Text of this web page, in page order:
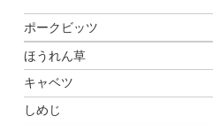
ポークビッツ
ほうれん草
キャベツ
しめじ